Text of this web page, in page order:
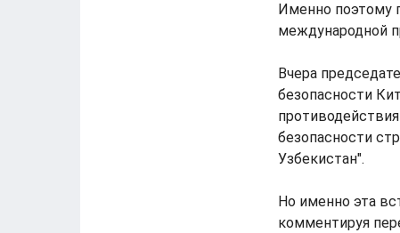
Именно поэтому
международной
Вчера
безопасности
безопасности
Узбекистан".
Но именно эта
комментируя